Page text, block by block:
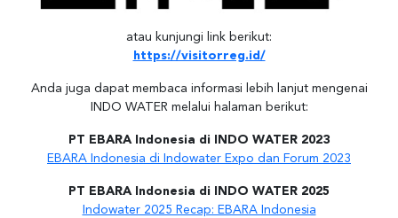
atau kunjungi link berikut:
https://visitorreg.id/
Anda juga dapat membaca informasi lebih lanjut mengenai
INDO WATER melalui halaman berikut:
PT EBARA Indonesia di INDO WATER 2023
EBARA Indonesia di Indowater Expo dan Forum 2023
PT EBARA Indonesia di INDO WATER 2025
Indowater 2025 Recap: EBARA Indonesia